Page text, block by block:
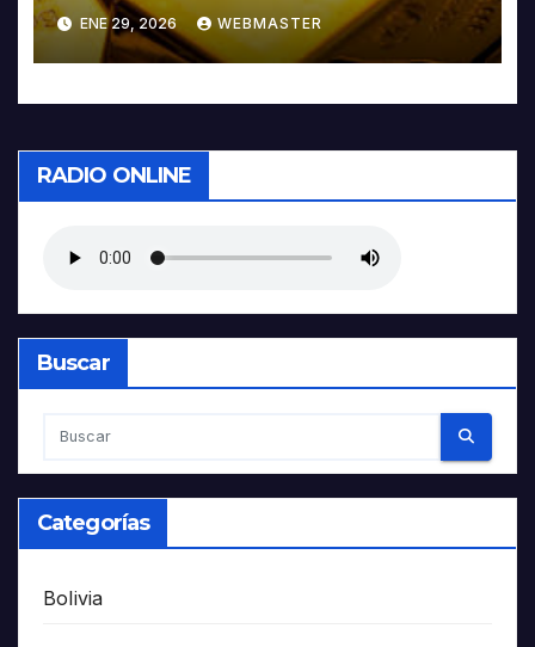
contra Irán
ENE 29, 2026 WEBMASTER
RADIO ONLINE
Buscar
Categorías
Bolivia